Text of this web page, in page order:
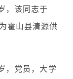
，该同志于
霍山县清源供
，党员，大学